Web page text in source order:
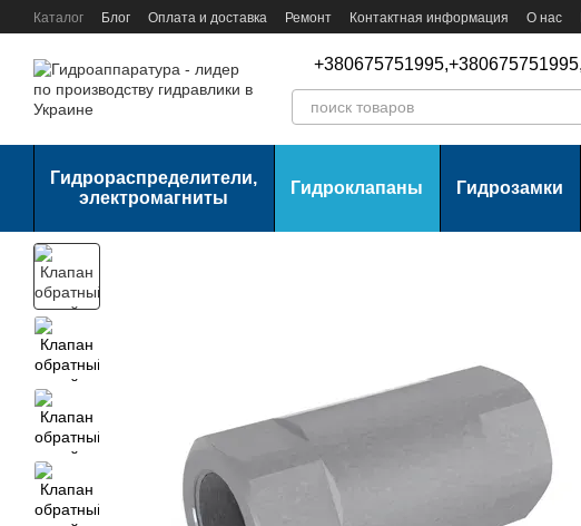
Перейти к основному контенту
Каталог Блог Оплата и доставка Ремонт Контактная информация О нас
+380675751995,
Гидрораспределители,
электромагниты
Гидроклапаны Гидрозамки